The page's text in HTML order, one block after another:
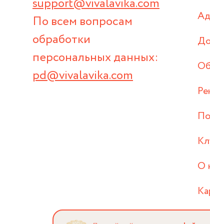
support@vivalavika.com
По всем вопросам
обработки
персональных данных:
pd@vivalavika.com
О